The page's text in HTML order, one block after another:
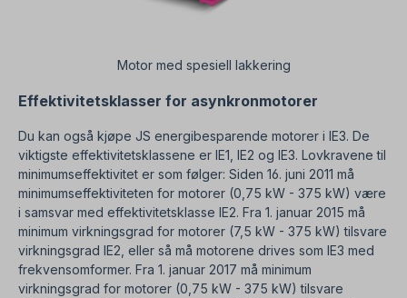
Motor med spesiell lakkering
Effektivitetsklasser for asynkronmotorer
Du kan også kjøpe JS energibesparende motorer i IE3. De
viktigste effektivitetsklassene er IE1, IE2 og IE3. Lovkravene til
minimumseffektivitet er som følger: Siden 16. juni 2011 må
minimumseffektiviteten for motorer (0,75 kW - 375 kW) være
i samsvar med effektivitetsklasse IE2. Fra 1. januar 2015 må
minimum virkningsgrad for motorer (7,5 kW - 375 kW) tilsvare
virkningsgrad IE2, eller så må motorene drives som IE3 med
frekvensomformer. Fra 1. januar 2017 må minimum
virkningsgrad for motorer (0,75 kW - 375 kW) tilsvare